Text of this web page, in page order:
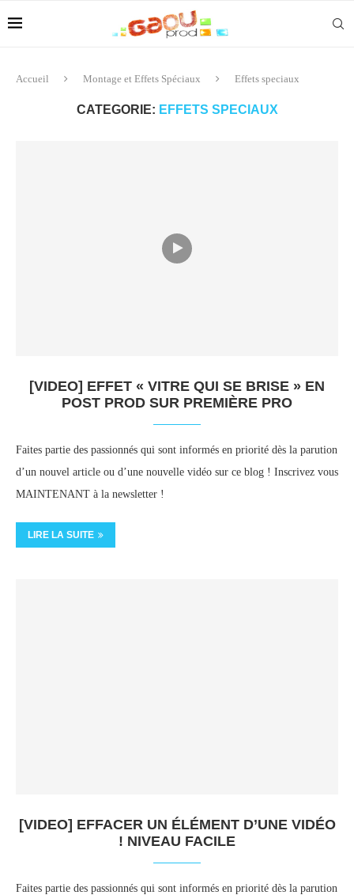
Accueil Montage et Effets Spéciaux Effets speciaux
CATEGORIE: EFFETS SPECIAUX
[VIDEO] EFFET « VITRE QUI SE BRISE » EN
POST PROD SUR PREMIÈRE PRO
Faites partie des passionnés qui sont informés en priorité dès la parution
d’un nouvel article ou d’une nouvelle vidéo sur ce blog ! Inscrivez vous
MAINTENANT à la newsletter !
LIRE LA SUITE
[VIDEO] EFFACER UN ÉLÉMENT D’UNE VIDÉO
! NIVEAU FACILE
Faites partie des passionnés qui sont informés en priorité dès la parution